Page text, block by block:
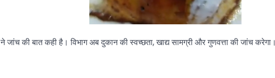
की बात कही है। विभाग अब दुकान की स्वच्छता, खाद्य सामग्री और गुणवत्ता की जांच करेगा।